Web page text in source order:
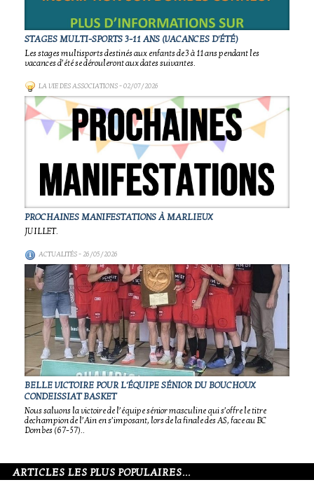
STAGES MULTI-SPORTS 3-11 ANS (VACANCES D'ÉTÉ)
Les stages multisports destinés aux enfants de 3 à 11 ans pendant les
vacances d’été se dérouleront aux dates suivantes.
LA VIE DES ASSOCIATIONS- 02/07/2026
PROCHAINES MANIFESTATIONS À MARLIEUX
JUILLET.
ACTUALITÉS- 26/05/2026
BELLE VICTOIRE POUR L'ÉQUIPE SÉNIOR DU BOUCHOUX
CONDEISSIAT BASKET
Nous saluons la victoire de l’équipe sénior masculine qui s’offre le titre
dechampion de l’Ain en s’imposant, lors de la finale des AS, face au BC
Dombes (67-57)..
ARTICLES LES PLUS POPULAIRES...